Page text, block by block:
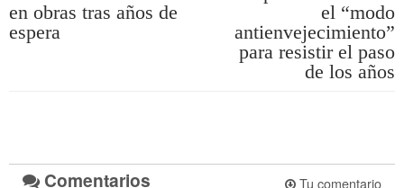
en obras tras años de
espera
el “modo
antienvejecimiento”
para resistir el paso
de los años
Comentarios Tu comentario